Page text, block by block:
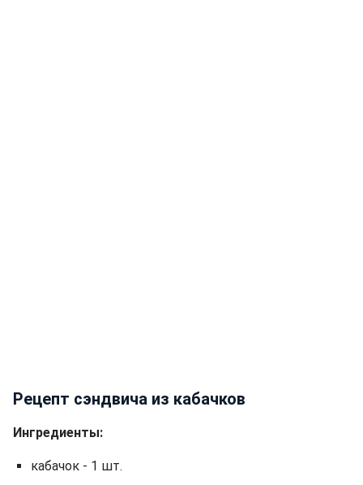
Рецепт сэндвича из кабачков
Ингредиенты:
кабачок - 1 шт.